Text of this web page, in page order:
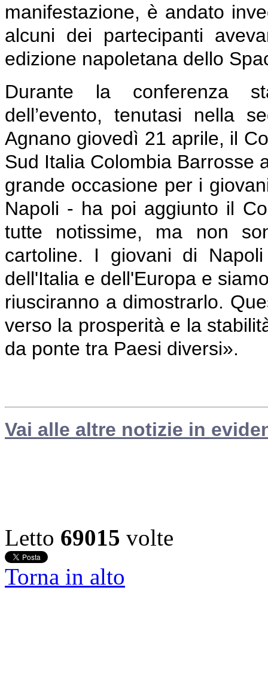
manifestazione, è andato
alcuni dei partecipanti
edizione napoletana dello
Durante la conferenza
dell’evento, tenutasi nella
Agnano giovedì 21 aprile, il
Sud Italia Colombia Barrosse
grande occasione per i
Napoli - ha poi aggiunto il
tutte notissime, ma non
cartoline. I giovani di
dell'Italia e dell'Europa e
riusciranno a dimostrarlo.
verso la prosperità e la
da ponte tra Paesi diversi».
Vai alle altre notizie in
Letto 69015 volte
Torna in alto